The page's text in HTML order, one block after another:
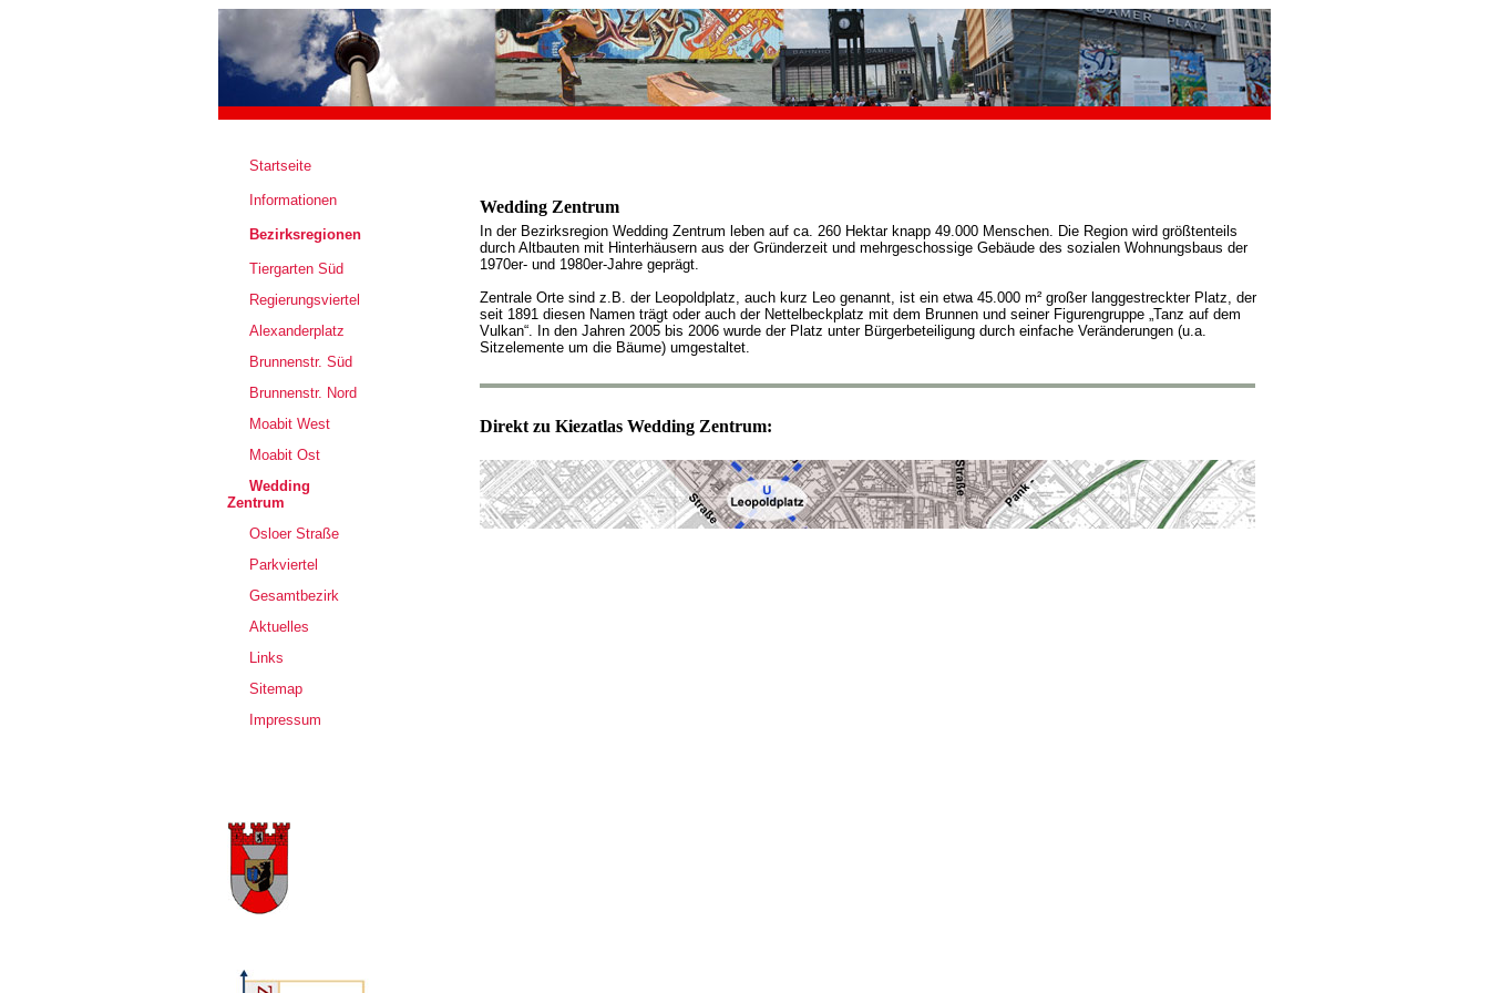
Startseite
Informationen
Bezirksregionen
Tiergarten Süd
Regierungsviertel
Alexanderplatz
Brunnenstr. Süd
Brunnenstr. Nord
Moabit West
Moabit Ost
Wedding
Zentrum
Osloer Straße
Parkviertel
Gesamtbezirk
Aktuelles
Links
Sitemap
Impressum
Wedding Zentrum
In der Bezirksregion Wedding Zentrum leben auf ca. 260 Hektar knapp 49.000 Menschen. Die Region wird größtenteils
durch Altbauten mit Hinterhäusern aus der Gründerzeit und mehrgeschossige Gebäude des sozialen Wohnungsbaus der
1970er- und 1980er-Jahre geprägt.
Zentrale Orte sind z.B. der Leopoldplatz, auch kurz Leo genannt, ist ein etwa 45.000 m² großer langgestreckter Platz, der
seit 1891 diesen Namen trägt oder auch der Nettelbeckplatz mit dem Brunnen und seiner Figurengruppe „Tanz auf dem
Vulkan“. In den Jahren 2005 bis 2006 wurde der Platz unter Bürgerbeteiligung durch einfache Veränderungen (u.a.
Sitzelemente um die Bäume) umgestaltet.
Direkt zu Kiezatlas Wedding Zentrum: